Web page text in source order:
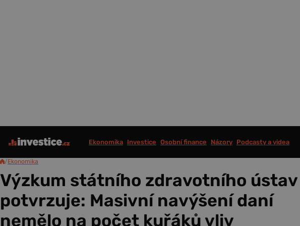
Ekonomika Investice Osobní finance Názory Podcasty a videa
/Ekonomika
Výzkum státního zdravotního ústav
potvrzuje: Masivní navýšení daní
nemělo na počet kuřáků vliv